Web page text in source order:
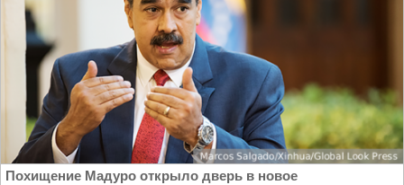
Похищение Мадуро открыло дверь в новое